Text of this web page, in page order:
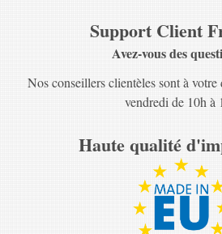
Support Client
Avez-vous des
Nos conseillers clientèles sont à
vendredi de 10h à
Haute qualité